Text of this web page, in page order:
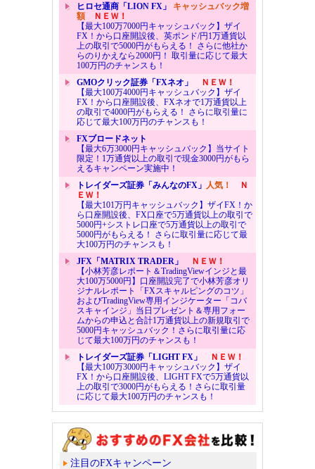
ヒロセ通商「LION FX」 キャッシュバック増
額ＮＥＷ！
【最大100万7000円キャッシュバック】ザイ
FX！から口座開設後、英ポンド/円1万通貨以
上の取引で5000円がもらえる！ さらに他社か
らのりかえなら2000円！ 取引量に応じて最大
100万円のチャンスも！
GMOクリック証券「FXネオ」
ＮＥＷ！
【最大100万4000円キャッシュバック】ザイ
FX！から口座開設後、FXネオで1万通貨以上
の取引で4000円がもらえる！ さらに取引量に
応じて最大100万円のチャンスも！
FXブロードネット
【最大6万3000円キャッシュバック】当サイト
限定！1万通貨以上の取引で現金3000円がもら
えるキャンペーン実施中！
トレイダーズ証券「みんなのFX」 人気！
Ｎ
ＥＷ！
【最大101万円キャッシュバック】ザイFX！か
ら口座開設後、FX口座で5万通貨以上の取引で
5000円+シストレ口座で5万通貨以上の取引で
5000円がもらえる！ さらに取引量に応じて最
大100万円のチャンスも！
JFX「MATRIX TRADER」
ＮＥＷ！
【小林芳彦レポート＆TradingViewインジと最
大100万5000円】口座開設完了で小林芳彦オリ
ジナルレポート「FXスキャルピングのコツ」
およびTradingView専用インジケーター「コバ
スキャインジ」当日プレゼント＆専用フォー
ムからの申込と合計1万通貨以上の新規取引で
5000円キャッシュバック！さらに取引量に応
じて最大100万円のチャンスも！
トレイダーズ証券「LIGHT FX」
ＮＥＷ！
【最大100万3000円キャッシュバック】ザイ
FX！から口座開設後、LIGHT FXで5万通貨以
上の取引で3000円がもらえる！さらに取引量
に応じて最大100万円のチャンスも！
注目のFXキャンペーン